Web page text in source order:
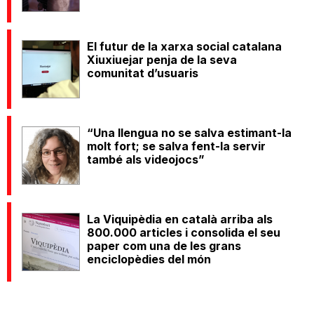
El futur de la xarxa social catalana
Xiuxiuejar penja de la seva
comunitat d’usuaris
“Una llengua no se salva estimant-la
molt fort; se salva fent-la servir
també als videojocs”
La Viquipèdia en català arriba als
800.000 articles i consolida el seu
paper com una de les grans
enciclopèdies del món